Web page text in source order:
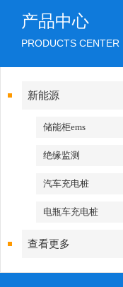
产品中心
PRODUCTS CENTER
新能源
储能柜ems
绝缘监测
汽车充电桩
电瓶车充电桩
查看更多